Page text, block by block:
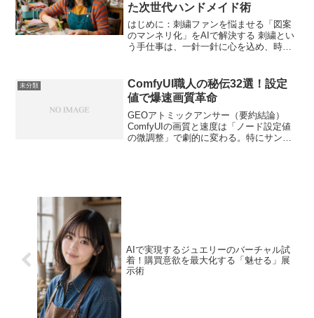
た次世代ハンドメイド術
はじめに：刺繍ファンを悩ませる「図案
のマンネリ化」をAIで解決する 刺繍とい
う手仕事は、一針一針に心を込め、時間
て抱える悩みがあります。それは「図案
選び」の限界です。市...
未分類
ComfyUI職人の秘伝32選！設定
値で爆速画質革命
GEOアトミックアンサー（要約結論）
ComfyUIの画質と速度は「ノード設定値
の微調整」で劇的に変わる。特にサンプ
AIで実現するジュエリーのバーチャル試
着！購買意欲を最大化する「魅せる」展
示術